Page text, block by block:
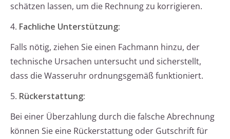
schätzen lassen, um die Rechnung zu korrigieren.
4. Fachliche Unterstützung:
Falls nötig, ziehen Sie einen Fachmann hinzu, der
technische Ursachen untersucht und sicherstellt,
dass die Wasseruhr ordnungsgemäß funktioniert.
5. Rückerstattung:
Bei einer Überzahlung durch die falsche Abrechnung
können Sie eine Rückerstattung oder Gutschrift für